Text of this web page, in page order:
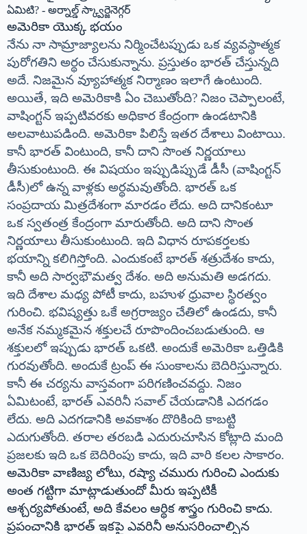
అమెరికా యొక్క భయం
నేను నా సామ్రాజ్యాలను నిర్మించేటప్పుడు ఒక వ్యవస్థాత్మక
పురోగతిని అర్థం చేసుకున్నాను. ప్రస్తుతం భారత్ చేస్తున్నది
అదే. నిజమైన వ్యూహాత్మక నిర్మాణం ఇలాగే ఉంటుంది.
అయితే, ఇది అమెరికాకి ఏం చెబుతోంది? నిజం చెప్పాలంటే,
వాషింగ్టన్ ఇప్పటివరకు అధికార కేంద్రంగా ఉండటానికి
అలవాటుపడింది. అమెరికా పిలిస్తే ఇతర దేశాలు వింటాయి.
కానీ భారత్ వింటుంది, కానీ దాని సొంత నిర్ణయాలు
తీసుకుంటుంది. ఈ విషయం ఇప్పుడిప్పుడే డీసీ (వాషింగ్టన్
డీసీ)లో ఉన్న వాళ్లకు అర్థమవుతోంది. భారత్ ఒక
సంప్రదాయ మిత్రదేశంగా మారడం లేదు. అది దానికంటూ
ఒక స్వతంత్ర కేంద్రంగా మారుతోంది. అది దాని సొంత
నిర్ణయాలు తీసుకుంటుంది. ఇది విధాన రూపకర్తలకు
భయాన్ని కలిగిస్తోంది. ఎందుకంటే భారత్ శత్రుదేశం కాదు,
కానీ అది సార్వభౌమత్వ దేశం. అది అనుమతి అడగదు.
ఇది దేశాల మధ్య పోటీ కాదు, బహుళ ధ్రువాల స్థిరత్వం
గురించి. భవిష్యత్తు ఒకే అగ్రరాజ్యం చేతిలో ఉండదు, కానీ
అనేక నమ్మకమైన శక్తులచే రూపొందించబడుతుంది. ఆ
శక్తులలో ఇప్పుడు భారత్ ఒకటి. అందుకే అమెరికా ఒత్తిడికి
గురవుతోంది. అందుకే ట్రంప్ ఈ సుంకాలను బెదిరిస్తున్నారు.
కానీ ఈ చర్యను వాస్తవంగా పరిగణించవద్దు. నిజం
ఏమిటంటే, భారత్ ఎవరినీ సవాల్ చేయడానికి ఎదగడం
లేదు. అది ఎదగడానికి అవకాశం దొరికింది కాబట్టి
ఎదుగుతోంది. తరాల తరబడి ఎదురుచూసిన కోట్లాది మంది
ప్రజలకు ఇది ఒక బెదిరింపు కాదు, ఇది వారి కలల సాకారం.
అమెరికా వాణిజ్య లోటు, రష్యా చమురు గురించి ఎందుకు
అంత గట్టిగా మాట్లాడుతుందో మీరు ఇప్పటికీ
ఆశ్చర్యపోతుంటే, అది కేవలం ఆర్థిక శాస్త్రం గురించి కాదు.
ప్రపంచానికి భారత్ ఇకపై ఎవరినీ అనుసరించాల్సిన